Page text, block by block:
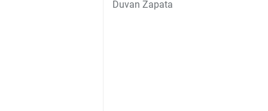
Duvan Zapata